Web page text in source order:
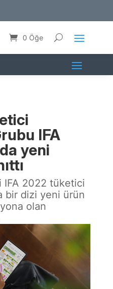
0 Öğe
IFA
yeni
IFA 2022 tüketici
bir dizi yeni ürün
olan